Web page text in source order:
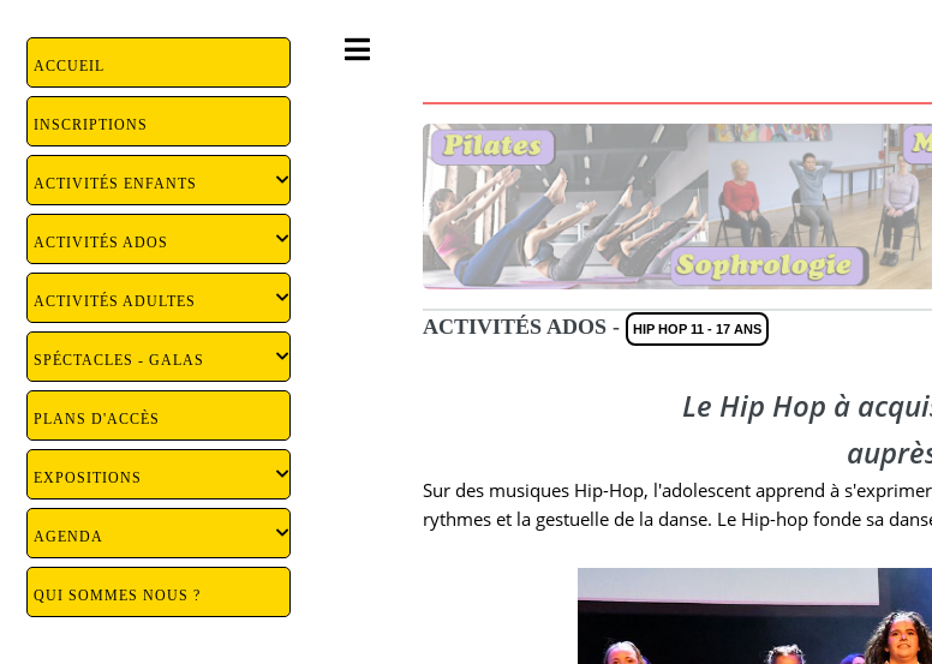
ACTIVITÉS ADOS - HIP HOP 11 - 17 ANS
Le Hip Hop à
Sur des musiques Hip-Hop, l'adolescent apprend à
rythmes et la gestuelle de la danse. Le Hip-hop fonde sa
ACCUEIL
INSCRIPTIONS
ACTIVITÉS ENFANTS
ACTIVITÉS ADOS
ACTIVITÉS ADULTES
SPÉCTACLES - GALAS
PLANS D'ACCÈS
EXPOSITIONS
AGENDA
QUI SOMMES NOUS ?